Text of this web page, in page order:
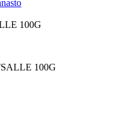
100G